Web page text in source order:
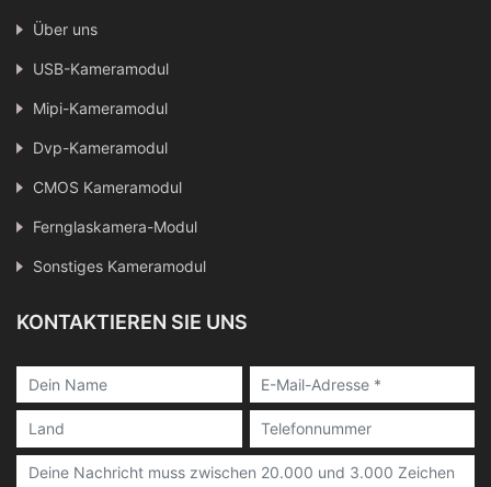
Über uns
USB-Kameramodul
Mipi-Kameramodul
Dvp-Kameramodul
CMOS Kameramodul
Fernglaskamera-Modul
Sonstiges Kameramodul
KONTAKTIEREN SIE UNS